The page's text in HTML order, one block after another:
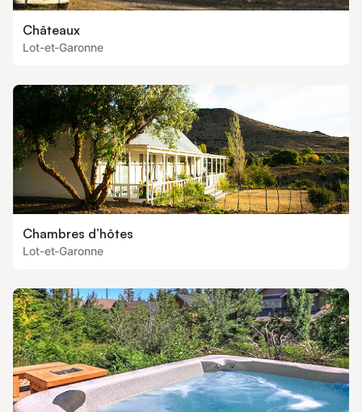
Châteaux
Lot-et-Garonne
Chambres d’hôtes
Lot-et-Garonne